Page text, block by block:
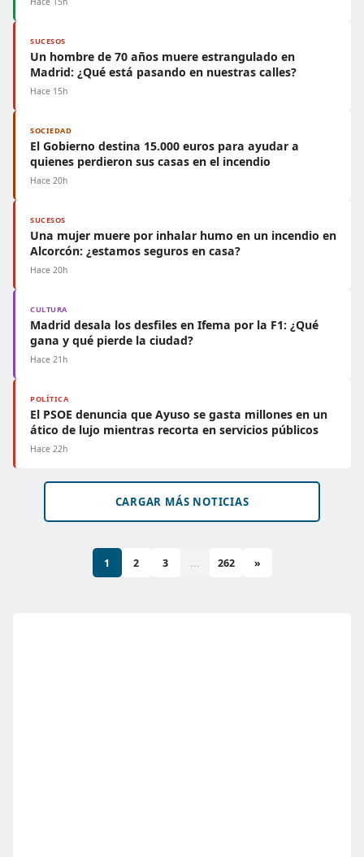
SUCESOS
Un hombre de 70 años muere estrangulado en
Madrid: ¿Qué está pasando en nuestras calles?
Hace 15h
SOCIEDAD
El Gobierno destina 15.000 euros para ayudar a
quienes perdieron sus casas en el incendio
Hace 20h
SUCESOS
Una mujer muere por inhalar humo en un incendio en
Alcorcón: ¿estamos seguros en casa?
Hace 20h
CULTURA
Madrid desala los desfiles en Ifema por la F1: ¿Qué
gana y qué pierde la ciudad?
Hace 21h
POLÍTICA
El PSOE denuncia que Ayuso se gasta millones en un
ático de lujo mientras recorta en servicios públicos
Hace 22h
CARGAR MÁS NOTICIAS
1 2 3 ... 262 »